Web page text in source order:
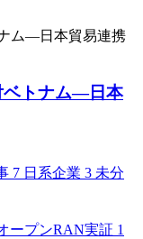
ベトナム―日本
7 日系企業 3 未分
ープンRAN実証 1